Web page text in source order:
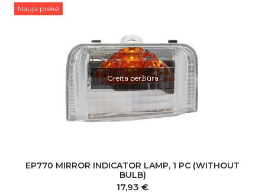
Nauja prekė
Greita peržiūra
EP770 MIRROR INDICATOR LAMP, 1 PC (WITHOUT
BULB)
Kaina
17,93 €